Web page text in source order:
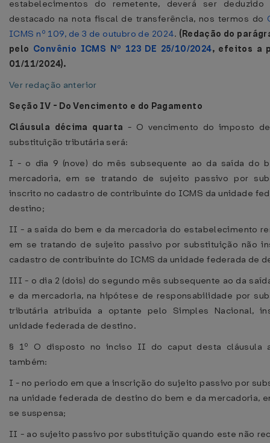
estabelecimentos do remetente, deverá ser
destacado na nota fiscal de transferência, nos termos do
ICMS nº 109, de 3 de outubro de 2024. (Redação do
pelo Convênio ICMS Nº 123 DE 25/10/2024, efeitos a
01/11/2024).
Ver redação anterior
Seção IV - Do Vencimento e do Pagamento
Cláusula décima quarta - O vencimento do imposto
substituição tributária será:
I - o dia 9 (nove) do mês subsequente ao da saída do
mercadoria, em se tratando de sujeito passivo por
inscrito no cadastro de contribuinte do ICMS da unidade
destino;
II - a saída do bem e da mercadoria do estabelecimento
em se tratando de sujeito passivo por substituição não
cadastro de contribuinte do ICMS da unidade federada de
III - o dia 2 (dois) do segundo mês subsequente ao da
e da mercadoria, na hipótese de responsabilidade por
tributária atribuída a optante pelo Simples Nacional,
unidade federada de destino.
§ 1º O disposto no inciso II do caput desta cláusula
também:
I - no período em que a inscrição do sujeito passivo por
na unidade federada de destino do bem e da mercadoria,
se suspensa;
II - ao sujeito passivo por substituição quando este não